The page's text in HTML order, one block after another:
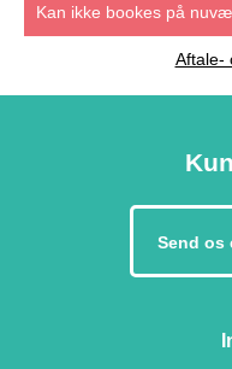
Kan ikke bookes på
Aftale-
Send os